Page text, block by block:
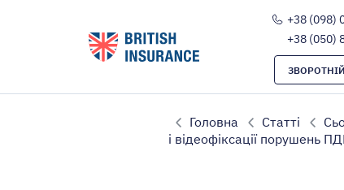
+38 (098)
+38 (050)
Головна Статті
і відеофіксації порушень